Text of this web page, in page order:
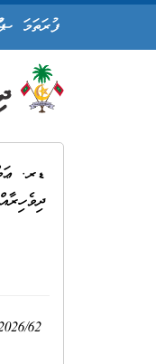
ފުރަތަމަ
ޑރ.
62